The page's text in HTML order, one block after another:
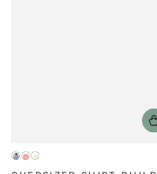
Flieder
PinkCream